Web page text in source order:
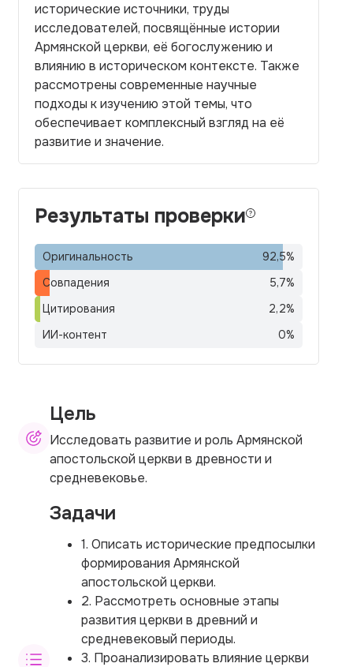
исторические источники, труды
исследователей, посвящённые истории
Армянской церкви, её богослужению и
влиянию в историческом контексте. Также
рассмотрены современные научные
подходы к изучению этой темы, что
обеспечивает комплексный взгляд на её
развитие и значение.
Результаты проверки
Оригинальность 92,5%
Совпадения
5,7%
Цитирования
2,2%
ИИ-контент
0%
Цель
Исследовать развитие и роль Армянской
апостольской церкви в древности и
средневековье.
Задачи
1. Описать исторические предпосылки
формирования Армянской
апостольской церкви.
2. Рассмотреть основные этапы
развития церкви в древний и
средневековый периоды.
3. Проанализировать влияние церкви